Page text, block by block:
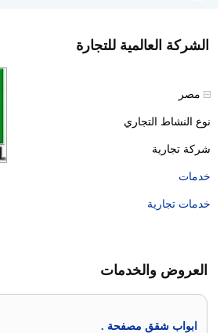
الشركة العالمية للتجارة
مصر
نوع النشاط التجاري
شركة تجارية
خدمات
خدمات تجارية
العروض والخدمات
ابواب شقق مصفحة .